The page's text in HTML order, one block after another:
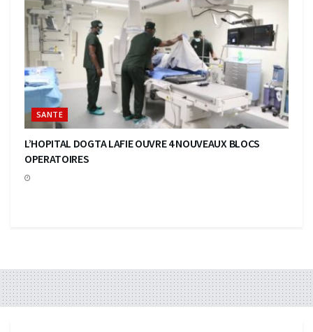
SANTE
L’HOPITAL DOGTA LAFIE OUVRE 4 NOUVEAUX BLOCS
OPERATOIRES